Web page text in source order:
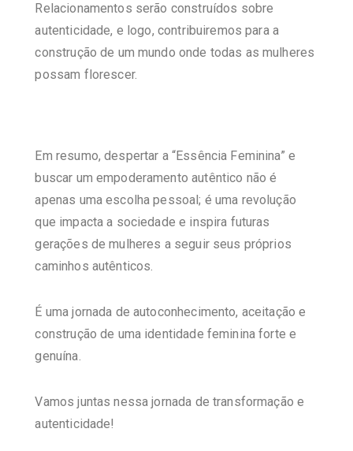
Relacionamentos serão construídos sobre
autenticidade, e logo, contribuiremos para a
construção de um mundo onde todas as mulheres
possam florescer.
Em resumo, despertar a “Essência Feminina” e
buscar um empoderamento autêntico não é
apenas uma escolha pessoal; é uma revolução
que impacta a sociedade e inspira futuras
gerações de mulheres a seguir seus próprios
caminhos autênticos.
É uma jornada de autoconhecimento, aceitação e
construção de uma identidade feminina forte e
genuína.
Vamos juntas nessa jornada de transformação e
autenticidade!